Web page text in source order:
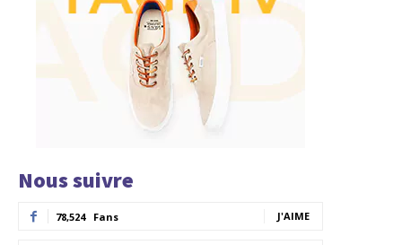
Nous suivre
78,524 Fans J'AIME